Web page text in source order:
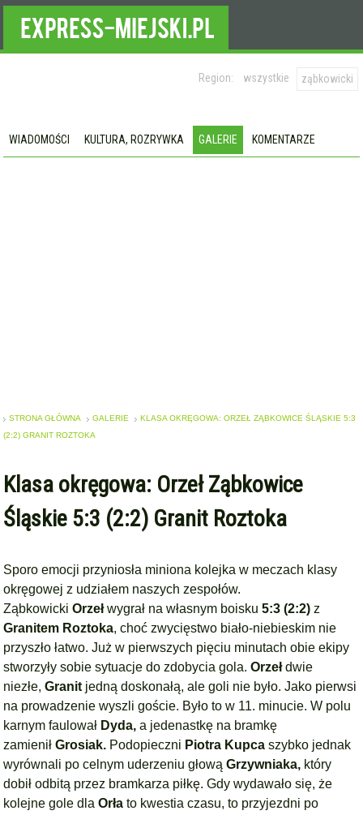
Region: wszystkie ząbkowicki
WIADOMOŚCI KULTURA, ROZRYWKA GALERIE KOMENTARZE
STRONA GŁÓWNA GALERIE
KLASA OKRĘGOWA: ORZEŁ ZĄBKOWICE ŚLĄSKIE 5:3
(2:2) GRANIT ROZTOKA
Klasa okręgowa: Orzeł Ząbkowice
Śląskie 5:3 (2:2) Granit Roztoka
Sporo emocji przyniosła miniona kolejka w meczach klasy
okręgowej z udziałem naszych zespołów.
ZąbkowickiOrzełwygrał na własnym boisku 5:3 (2:2) z
Granitem Roztoka, choć zwycięstwo biało-niebieskim nie
przyszło łatwo. Już w pierwszych pięciu minutach obie ekipy
stworzyły sobie sytuacje do zdobycia gola.Orzełdwie
niezłe,Granit jedną doskonałą, ale goli nie było. Jako pierwsi
na prowadzenie wyszli goście. Było to w 11. minucie. W polu
karnym faulował Dyda, a jedenastkę na bramkę
zamieniłGrosiak. Podopieczni Piotra Kupca szybko jednak
wyrównali po celnym uderzeniu głowąGrzywniaka, który
dobił odbitą przez bramkarza piłkę. Gdy wydawało się, że
kolejne gole dlaOrła to kwestia czasu, to przyjezdni po